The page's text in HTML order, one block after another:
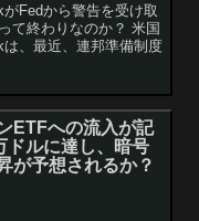
Fedから警告を受け取
て終わりなのか？ 米国
、最近、連邦準備制度
ETFへの流入が記
ドルに達し、暗号
が予想されるか？